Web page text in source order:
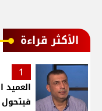
الأكثر قراءة
1
العميد